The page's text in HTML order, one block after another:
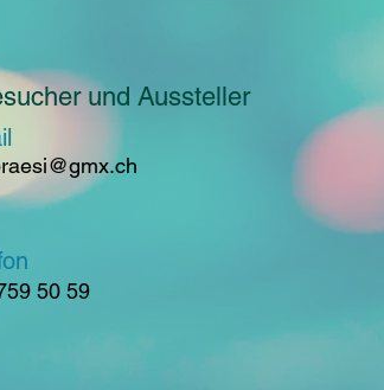
und Aussteller
50 59